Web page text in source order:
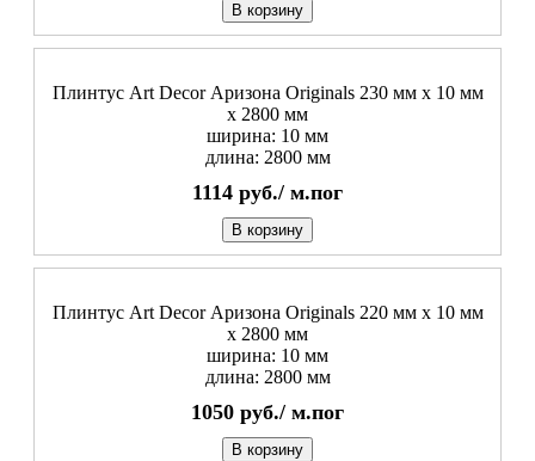
В корзину
Плинтус Art Decor Аризона Originals 230 мм х 10 мм
х 2800 мм
ширина: 10 мм
длина: 2800 мм
1114 руб./ м.пог
В корзину
Плинтус Art Decor Аризона Originals 220 мм х 10 мм
х 2800 мм
ширина: 10 мм
длина: 2800 мм
1050 руб./ м.пог
В корзину